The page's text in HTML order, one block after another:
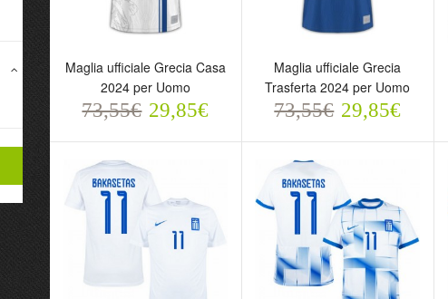
Maglia ufficiale Grecia
Casa 2024 per Uomo
73,55€
Maglia ufficiale Grecia
Trasferta 2024 per Uomo
73,55€
Maglia ufficiale Grecia Casa
2024 per Uomo
73,55€ 29,85€
Maglia ufficiale Grecia
Trasferta 2024 per Uomo
73,55€ 29,85€